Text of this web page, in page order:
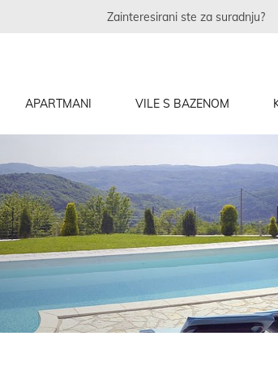
Zainteresirani ste za suradnju?
APARTMANI VILE S BAZENOM